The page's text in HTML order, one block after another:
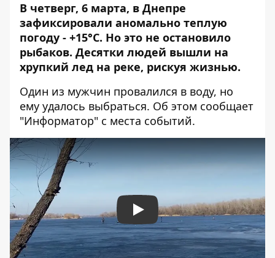
В четверг, 6 марта, в Днепре
зафиксировали аномально теплую
погоду - +15°C. Но это не остановило
рыбаков. Десятки людей вышли на
хрупкий лед на реке, рискуя жизнью.
Один из мужчин провалился в воду, но
ему удалось выбраться. Об этом сообщает
"Информатор" с места событий.
Play